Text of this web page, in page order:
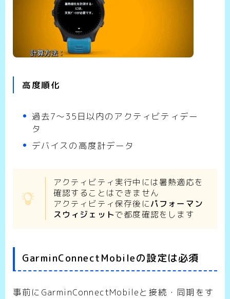
高度順化
過去7～35日以内のアクティビティデー
タ
デバイスの高度計データ
アクティビティ実行中には暑熱適応を
確認することはできません
アクティビティ保存後にパフォーマン
スウィジェットで都度確認をします
GarminConnectMobileの設定は必須
事前にGarminConnectMobileと接続・同期をす